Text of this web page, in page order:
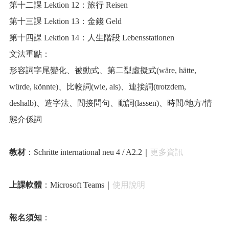
第十二課 Lektion 12：旅行 Reisen
第十三課 Lektion 13：金錢 Geld
第十四課 Lektion 14：人生階段 Lebensstationen
文法重點：
形容詞字尾變化、被動式、第二型虛擬式(wäre, hätte,
würde, könnte)、比較詞(wie, als)、連接詞(trotzdem,
deshalb)、造字法、間接問句、動詞(lassen)、時間/地方/情
態介係詞
教材：Schritte international neu 4 / A2.2｜ 更多資訊
上課軟體：Microsoft Teams｜ 使用說明
報名須知：